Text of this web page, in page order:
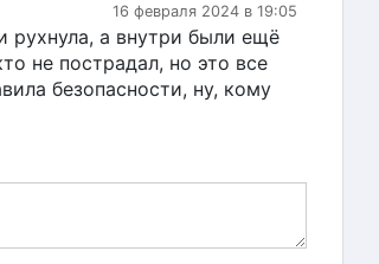
16 февраля 2024 в 19:05
рухнула, а внутри были ещё
не пострадал, но это все
безопасности, ну, кому